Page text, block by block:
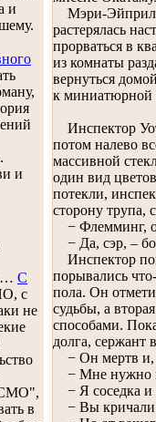
и
и
С
с
не
в
Мэри-Эйприл
растерялась
прорваться в
из комнаты
вернуться
к миниатюрной
Инспектор
потом налево
массивной
один вид
потекли,
сторону трупа,
− Флемминг,
− Да, сэр, –
Инспектор
порывались
пола. Он
судьбы, а
способами.
долга, сержант
− Он мертв и,
− Мне нужно
− Я соседка и
− Вы кричали